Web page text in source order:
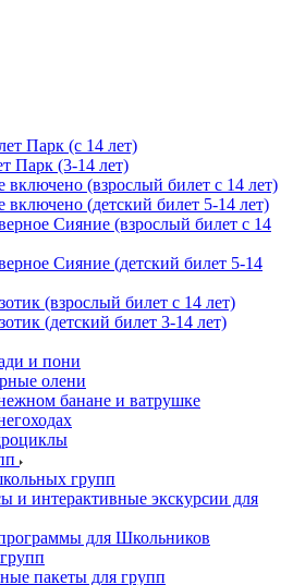
Парк (с 14 лет)
Парк (3-14 лет)
включено (взрослый билет с 14 лет)
включено (детский билет 5-14 лет)
Сияние (взрослый билет с 14
Сияние (детский билет 5-14
(взрослый билет с 14 лет)
(детский билет 3-14 лет)
и пони
олени
банане и ватрушке
групп
и интерактивные экскурсии для
для Школьников
пакеты для групп